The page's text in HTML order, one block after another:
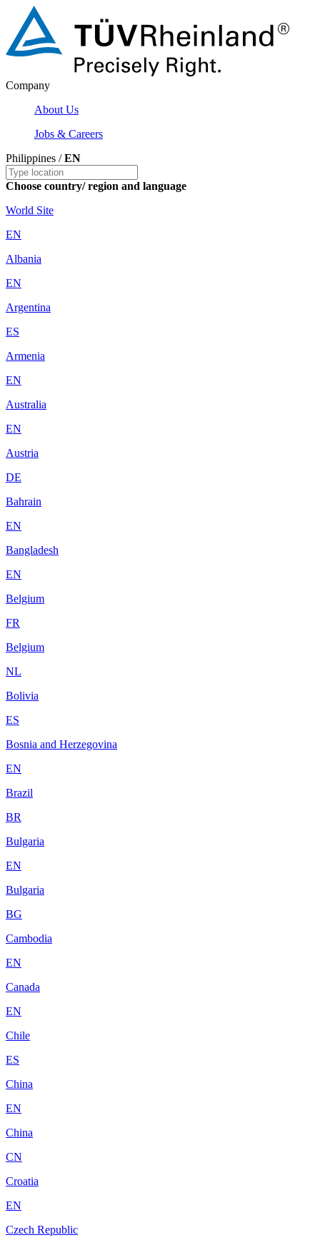
Company
About Us
Jobs & Careers
Philippines /EN
Choose country/ region and language
World Site
EN
Albania
EN
Argentina
ES
Armenia
EN
Australia
EN
Austria
DE
Bahrain
EN
Bangladesh
EN
Belgium
FR
Belgium
NL
Bolivia
ES
Bosnia and Herzegovina
EN
Brazil
BR
Bulgaria
EN
Bulgaria
BG
Cambodia
EN
Canada
EN
Chile
ES
China
EN
China
CN
Croatia
EN
Czech Republic